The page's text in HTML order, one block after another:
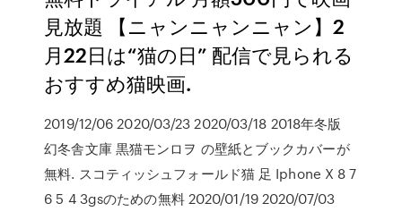
見放題 【ニャンニャンニャン】2
月22日は“猫の日” 配信で見られる
おすすめ猫映画.
2019/12/06 2020/03/23 2020/03/18 2018年冬版
幻冬舎文庫 黒猫モンロヲ の壁紙とブックカバーが
無料. スコティッシュフォールド猫 足 Iphone X 8 7
6 5 4 3gsのための無料 2020/01/19 2020/07/03